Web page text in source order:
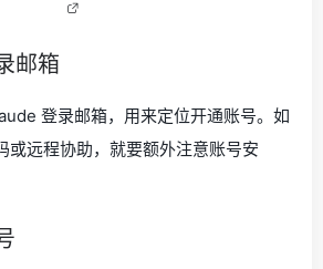
邮箱
登录邮箱，用来定位开通账号。如
或远程协助，就要额外注意账号安